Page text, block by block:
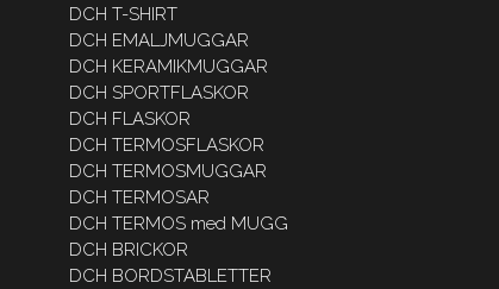
DCH T-SHIRT
DCH EMALJMUGGAR
DCH KERAMIKMUGGAR
DCH SPORTFLASKOR
DCH FLASKOR
DCH TERMOSFLASKOR
DCH TERMOSMUGGAR
DCH TERMOSAR
DCH TERMOS med MUGG
DCH BRICKOR
DCH BORDSTABLETTER